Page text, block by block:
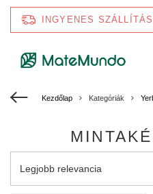
INGYENES
Kezdőlap Kategóriák
A rendezés megváltoztatása
Legjobb relevancia